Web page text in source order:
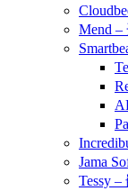
Mend –
Jama
Tessy